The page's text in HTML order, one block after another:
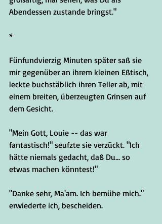
Abendessen zustande bringst."
*
Fünfundvierzig Minuten später saß sie
mir gegenüber an ihrem kleinen Eßtisch,
leckte buchstäblich ihren Teller ab, mit
einem breiten, überzeugten Grinsen auf
dem Gesicht.
"Mein Gott, Louie -- das war
fantastisch!" seufzte sie verzückt. "Ich
hätte niemals gedacht, daß Du... so
etwas machen könntest!"
"Danke sehr, Ma'am. Ich bemühe mich."
erwiederte ich, bescheiden.